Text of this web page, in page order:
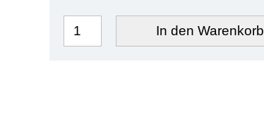
In den Warenkorb